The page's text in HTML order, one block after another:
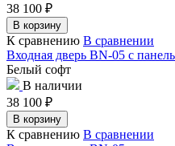
38 100 ₽
В корзину
К сравнению В сравнении
Входная дверь BN-05 с
Белый софт
В наличии
38 100 ₽
В корзину
К сравнению В сравнении